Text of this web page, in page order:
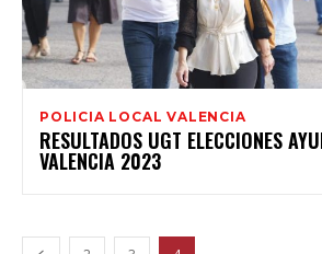
POLICIA LOCAL VALENCIA
RESULTADOS UGT ELECCIONES
VALENCIA 2023